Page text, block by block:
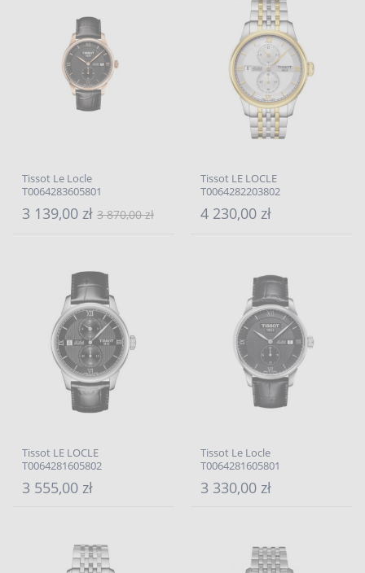
Tissot Le Locle
T0064283605801
3 139,00 zł 3 870,00 zł
Tissot LE LOCLE
T0064282203802
4 230,00 zł
Tissot LE LOCLE
T0064281605802
3 555,00 zł
Tissot Le Locle
T0064281605801
3 330,00 zł